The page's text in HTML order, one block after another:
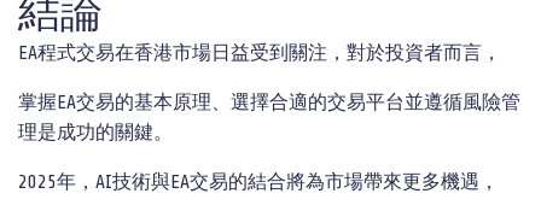
結論
EA程式交易在香港市場日益受到關注，對於投資者而言，
掌握EA交易的基本原理、選擇合適的交易平台並遵循風險管
理是成功的關鍵。
2025年，AI技術與EA交易的結合將為市場帶來更多機遇，